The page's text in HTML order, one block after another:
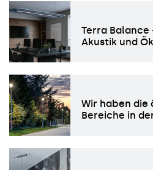
Terra
Akustik und
Wir haben
Bereiche in